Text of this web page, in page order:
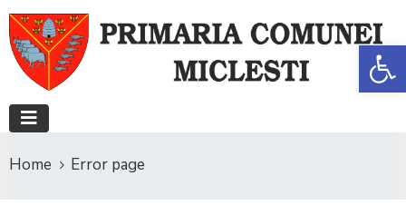
Home Error page